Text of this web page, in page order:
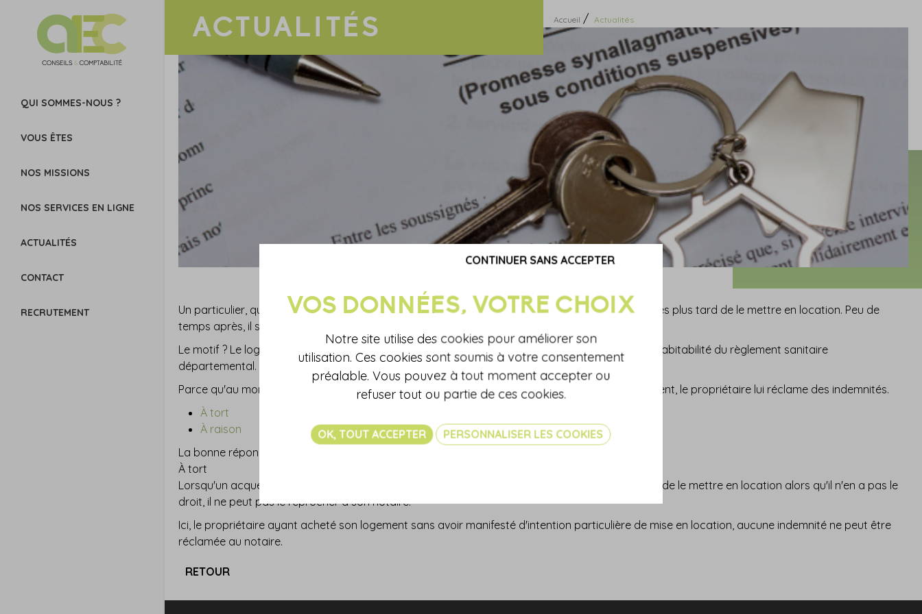
QUI SOMMES-NOUS ?
VOUS ÊTES
NOS MISSIONS
NOS SERVICES EN LIGNE
ACTUALITÉS
CONTACT
RECRUTEMENT
ACTUALITÉS Accueil / Actualités
Un particulier, qui a acheté un logement pour l'occuper personnellement, décide quelques années plus tard de le mettre en location. Peu de
temps après, il se voit interdit de le louer et contraint de reloger son locataire.
Le motif ? Le logement ne peut pas être mis en location, car il ne respecte pas les conditions d'habitabilité du règlement sanitaire
départemental.
Parce qu'au moment de l'achat, le notaire ne l'a pas informé de l'impossibilité de louer ce logement, le propriétaire lui réclame des indemnités.
À tort
À raison
La bonne réponse est...
À tort
Lorsqu'un acquéreur achète un bien pour l'occuper personnellement et qu'il décide, par la suite, de le mettre en location alors qu'il n'en a pas le
droit, il ne peut pas le reprocher à son notaire.
Ici, le propriétaire ayant acheté son logement sans avoir manifesté d'intention particulière de mise en location, aucune indemnité ne peut être
réclamée au notaire.
RETOUR
Notre site utilise des cookies pour améliorer son
utilisation. Ces cookies sont soumis à votre consentement
préalable. Vous pouvez à tout moment accepter ou
refuser tout ou partie de ces cookies.
OK, TOUT ACCEPTER
CONTINUER SANS ACCEPTER
PERSONNALISER LES COOKIES